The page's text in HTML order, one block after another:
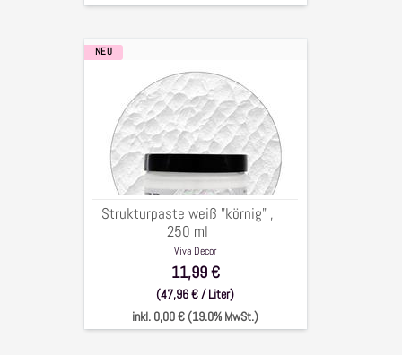
Strukturpaste
"körnig"
250
NEU
Strukturpaste weiß "körnig" ,
250 ml
Viva Decor
11,99 €
(47,96 € / Liter)
inkl. 0,00 € (19.0% MwSt.)